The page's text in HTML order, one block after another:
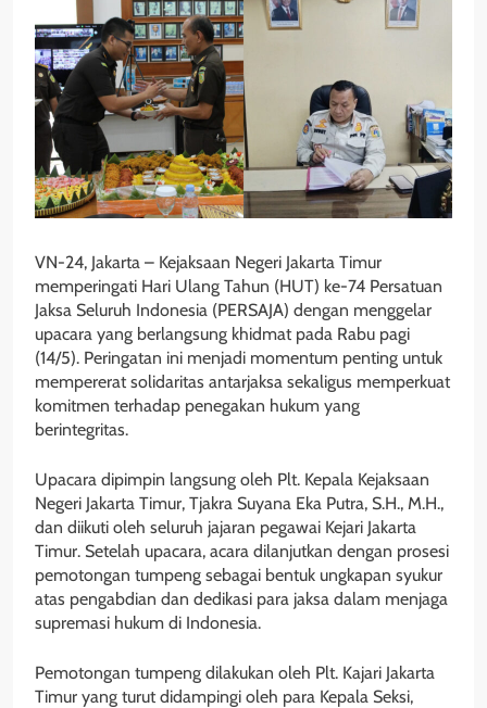
VN-24, Jakarta – Kejaksaan Negeri Jakarta Timur
memperingati Hari Ulang Tahun (HUT) ke-74 Persatuan
Jaksa Seluruh Indonesia (PERSAJA) dengan menggelar
upacara yang berlangsung khidmat pada Rabu pagi
(14/5). Peringatan ini menjadi momentum penting untuk
mempererat solidaritas antarjaksa sekaligus memperkuat
komitmen terhadap penegakan hukum yang
berintegritas.
Upacara dipimpin langsung oleh Plt. Kepala Kejaksaan
Negeri Jakarta Timur, Tjakra Suyana Eka Putra, S.H., M.H.,
dan diikuti oleh seluruh jajaran pegawai Kejari Jakarta
Timur. Setelah upacara, acara dilanjutkan dengan prosesi
pemotongan tumpeng sebagai bentuk ungkapan syukur
atas pengabdian dan dedikasi para jaksa dalam menjaga
supremasi hukum di Indonesia.
Pemotongan tumpeng dilakukan oleh Plt. Kajari Jakarta
Timur yang turut didampingi oleh para Kepala Seksi,